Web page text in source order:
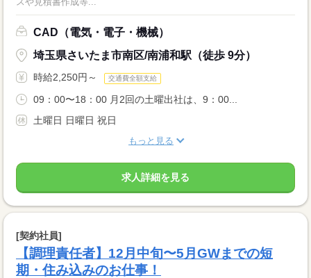
CAD（電気・電子・機械）
埼玉県さいたま市南区/南浦和駅（徒歩 9分）
時給2,250円～ 交通費全額支給
09：00〜18：00 月2回の土曜出社は、9：00...
土曜日 日曜日 祝日
もっと見る
求人詳細を見る
[契約社員]
【調理責任者】12月中旬〜5月GWまでの短
期・住み込みのお仕事！